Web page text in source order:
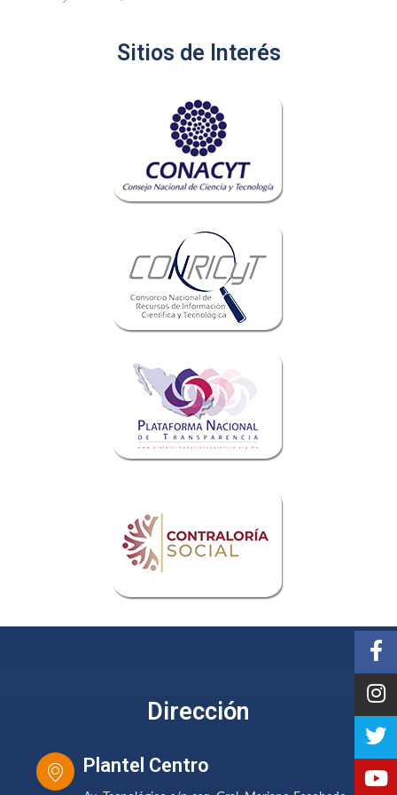
Sitios de Interés
Dirección
Plantel Centro